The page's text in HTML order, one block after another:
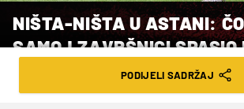
NIŠTA-NIŠTA U ASTANI:
SAMOJ ZAVRŠNICI SPASIO
PODIJELI SADRŽAJ